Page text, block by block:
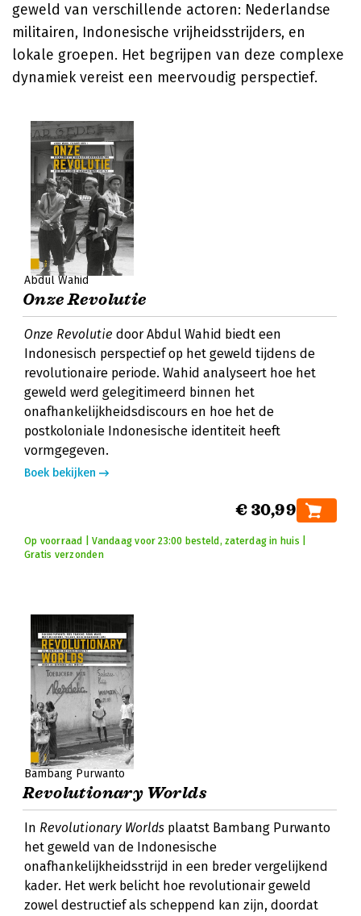
geweld van verschillende actoren: Nederlandse
militairen, Indonesische vrijheidsstrijders, en
lokale groepen. Het begrijpen van deze complexe
dynamiek vereist een meervoudig perspectief.
Abdul Wahid
Onze Revolutie
Onze Revolutie door Abdul Wahid biedt een
Indonesisch perspectief op het geweld tijdens de
revolutionaire periode. Wahid analyseert hoe het
geweld werd gelegitimeerd binnen het
onafhankelijkheidsdiscours en hoe het de
postkoloniale Indonesische identiteit heeft
vormgegeven.
Boek bekijken
€ 30,99
Op voorraad | Vandaag voor 23:00 besteld, zaterdag in huis |
Gratis verzonden
Bambang Purwanto
Revolutionary Worlds
In Revolutionary Worlds plaatst Bambang Purwanto
het geweld van de Indonesische
onafhankelijkheidsstrijd in een breder vergelijkend
kader. Het werk belicht hoe revolutionair geweld
zowel destructief als scheppend kan zijn, doordat